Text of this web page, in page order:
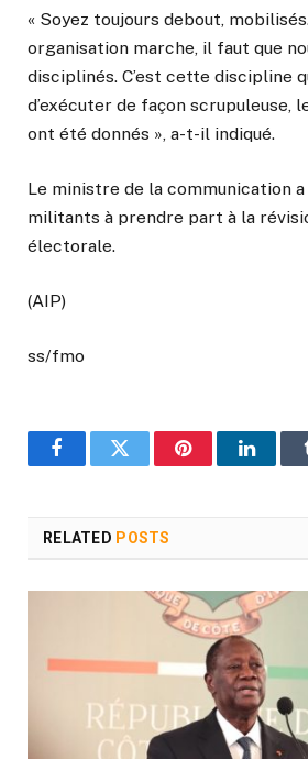
« Soyez toujours debout,
organisation marche, il faut que
disciplinés. C’est cette discipline
d’exécuter de façon scrupuleuse,
ont été donnés », a-t-il indiqué.
Le ministre de la communication
militants à prendre part à la
électorale.
(AIP)
ss/fmo
FacebookTwitter Pinterest
RELATED POSTS